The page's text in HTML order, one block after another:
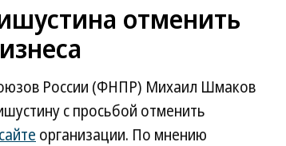
отменить
России (ФНПР) Михаил Шмаков
с просьбой отменить
сайте организации. По мнению